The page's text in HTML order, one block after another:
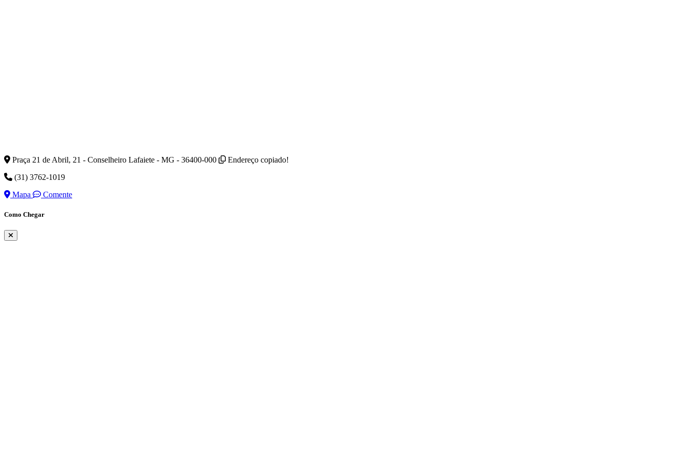
Praça 21 de Abril, 21 - Conselheiro Lafaiete - MG - 36400-000
Endereço copiado!
(31) 3762-1019
Mapa
Comente
Como Chegar